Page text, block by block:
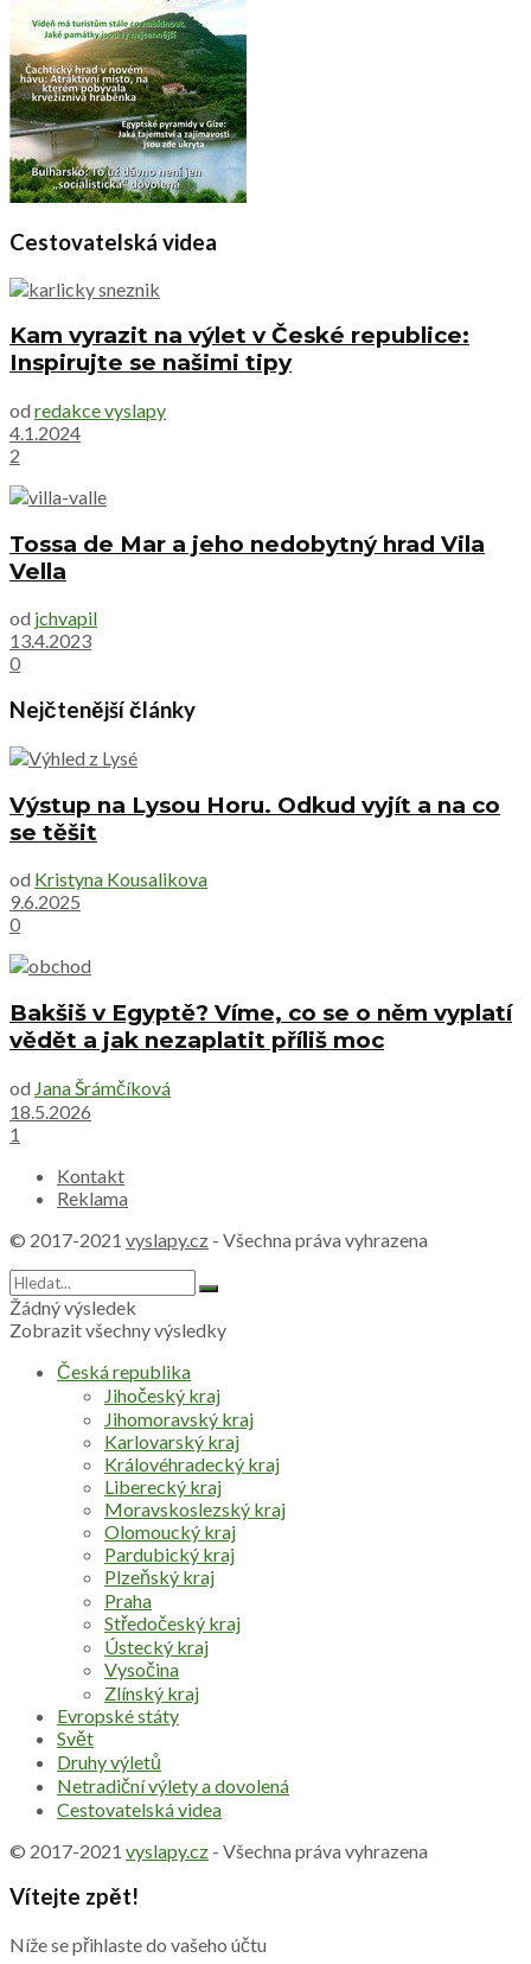
Cestovatelská videa
Kam vyrazit na výlet v České republice:
Inspirujte se našimi tipy
od redakce vyslapy
4.1.2024
2
Tossa de Mar a jeho nedobytný hrad Vila
Vella
od jchvapil
13.4.2023
0
Nejčtenější články
Výstup na Lysou Horu. Odkud vyjít a na co
se těšit
od Kristyna Kousalikova
9.6.2025
0
Bakšiš v Egyptě? Víme, co se o něm vyplatí
vědět a jak nezaplatit příliš moc
od Jana Šrámčíková
18.5.2026
1
Kontakt
Reklama
© 2017-2021 vyslapy.cz - Všechna práva vyhrazena
Žádný výsledek
Zobrazit všechny výsledky
Česká republika
Jihočeský kraj
Jihomoravský kraj
Karlovarský kraj
Královéhradecký kraj
Liberecký kraj
Moravskoslezský kraj
Olomoucký kraj
Pardubický kraj
Plzeňský kraj
Praha
Středočeský kraj
Ústecký kraj
Vysočina
Zlínský kraj
Evropské státy
Svět
Druhy výletů
Netradiční výlety a dovolená
Cestovatelská videa
© 2017-2021 vyslapy.cz - Všechna práva vyhrazena
Vítejte zpět!
Níže se přihlaste do vašeho účtu